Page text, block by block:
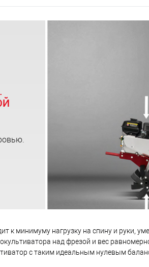
к минимуму нагрузку на спину и руки,
над фрезой и вес
с таким идеальным нулевым